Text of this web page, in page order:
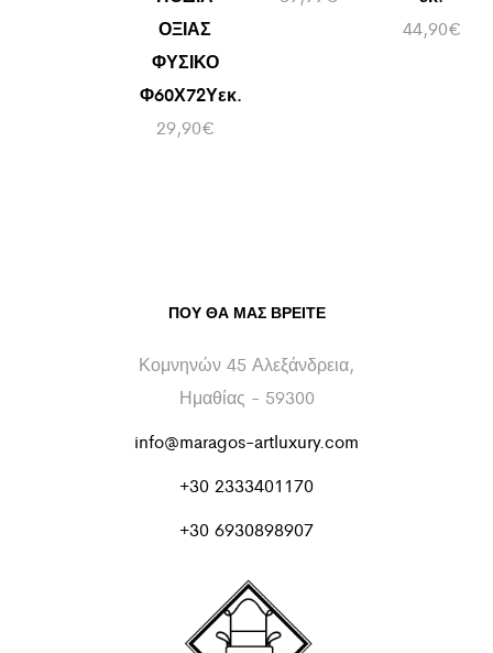
ΟΞΙΑΣ
ΦΥΣΙΚΟ
Φ60Χ72Υεκ.
29,90€
44,90€
ΠΟΥ ΘΑ ΜΑΣ ΒΡΕΊΤΕ
Κομνηνών 45 Αλεξάνδρεια,
Ημαθίας - 59300
info@maragos-artluxury.com
+30 2333401170
+30 6930898907